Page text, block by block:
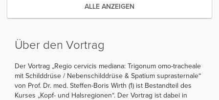
ALLE ANZEIGEN
Über den Vortrag
Der Vortrag „Regio cervicis mediana: Trigonum omo-tracheale
mit Schilddrüse / Nebenschilddrüse & Spatium suprasternale“
von Prof. Dr. med. Steffen-Boris Wirth (1) ist Bestandteil des
Kurses „Kopf- und Halsregionen“. Der Vortrag ist dabei in